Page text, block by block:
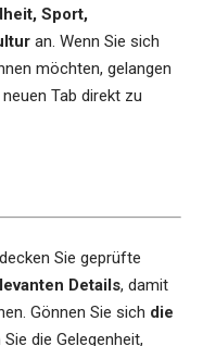
Sport,
an. Wenn Sie sich
möchten, gelangen
Tab direkt zu
Sie geprüfte
Details, damit
Gönnen Sie sich die
die Gelegenheit,